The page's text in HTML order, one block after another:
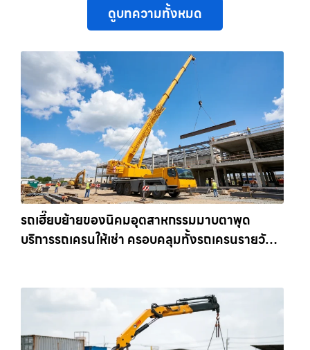
ดูบทความทั้งหมด
รถเฮี๊ยบย้ายของนิคมอุตสาหกรรมมาบตาพุด
บริการรถเครนให้เช่า ครอบคลุมทั้งรถเครนรายวัน